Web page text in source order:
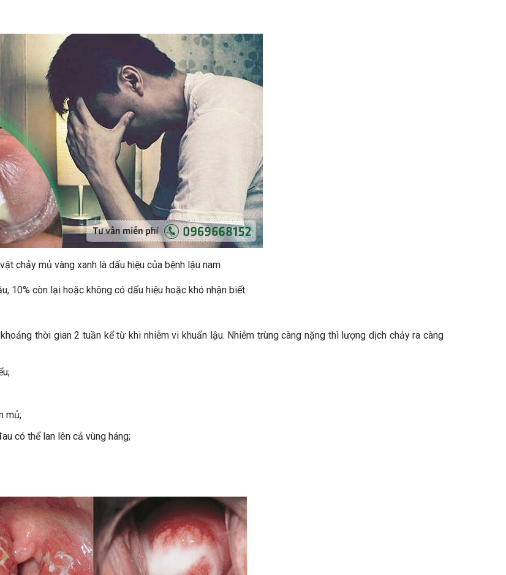
chảy mủ vàng xanh là dấu hiệu của bệnh lậu nam
10% còn lại hoặc không có dấu hiệu hoặc khó nhận biết.
thời gian 2 tuần kể từ khi nhiễm vi khuẩn lậu. Nhiễm trùng càng nặng thì lượng dịch chảy ra càng
mủ;
có thể lan lên cả vùng háng;